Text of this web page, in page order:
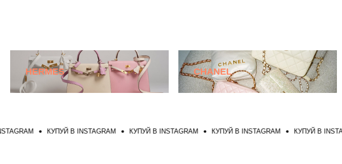
HERMES CHANEL
КУПУЙ В INSTAGRAM КУПУЙ В INSTAGRAM КУПУЙ В INSTAGRAM КУПУЙ В INSTAGRAM